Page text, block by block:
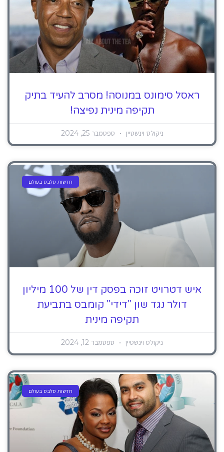
ראסל סימונס במנוסה! מסרב להעיד בתיק
תקיפה מינית נפיצה!
ניקולס וינשטיין ספטמבר 25, 2024
חדשות סלבס בעולם
איש דטרויט זוכה בפסק דין של 100 מיליון
דולר נגד שון "דידי" קומבס בתביעת
תקיפה מינית
ניקולס וינשטיין ספטמבר 12, 2024
חדשות סלבס בעולם